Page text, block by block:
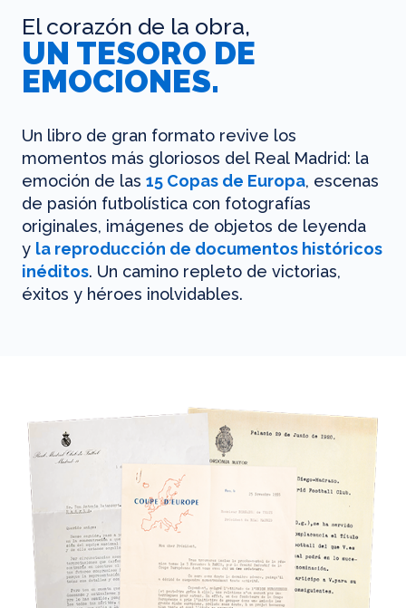
El corazón de la obra,
UN TESORO DE
EMOCIONES.
Un libro de gran formato revive los
momentos más gloriosos del Real Madrid: la
emoción de las 15 Copas de Europa, escenas
de pasión futbolística con fotografías
originales, imágenes de objetos de leyenda
y la reproducción de documentos históricos
inéditos. Un camino repleto de victorias,
éxitos y héroes inolvidables.